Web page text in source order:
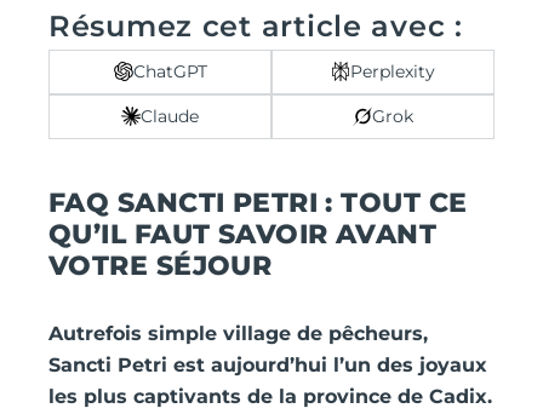
Résumez cet article avec :
ChatGPT Perplexity
Claude Grok
FAQ SANCTI PETRI : TOUT CE
QU’IL FAUT SAVOIR AVANT
VOTRE SÉJOUR
Autrefois simple village de pêcheurs,
Sancti Petri est aujourd’hui l’un des joyaux
les plus captivants de la province de Cadix.